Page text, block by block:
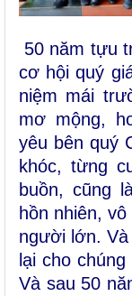
50 năm tựu
cơ hội quý
niệm mái
mơ mộng,
yêu bên quý
khóc, từng
buồn, cũng
hồn nhiên,
người lớn.
lại cho
Và sau 50